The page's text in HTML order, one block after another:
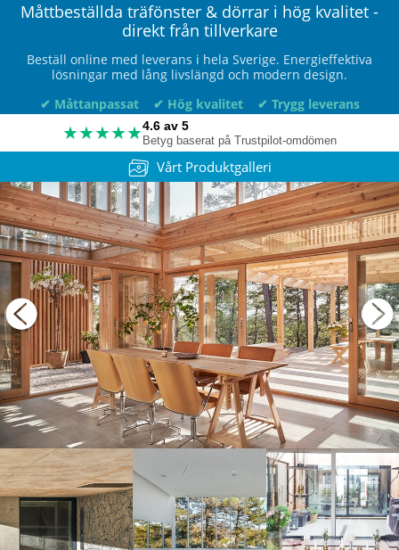
Måttbeställda träfönster & dörrar i hög kvalitet -
direkt från tillverkare
Beställ online med leverans i hela Sverige. Energieffektiva
lösningar med lång livslängd och modern design.
✔ Måttanpassat
✔ Hög kvalitet ✔ Trygg leverans
★★★★★4.6 av 5
Betyg baserat på Trustpilot-omdömen
Vårt Produktgalleri